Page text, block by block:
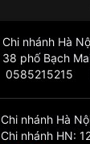
Chi nhánh Hà
38 phố Bạch
0585215215
Chi nhánh Hà
Chi nhánh HN: